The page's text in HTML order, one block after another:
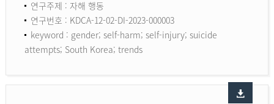
연구주제 : 자해 행동
연구번호 : KDCA-12-02-DI-2023-000003
keyword : gender; self-harm; self-injury; suicide
attempts; South Korea; trends